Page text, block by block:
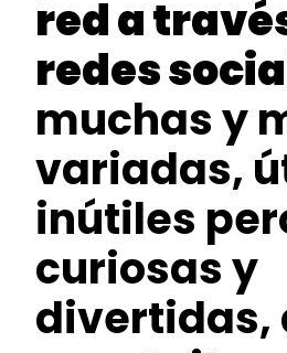
red a
redes
muchas y
variadas,
inútiles
curiosas y
divertidas,